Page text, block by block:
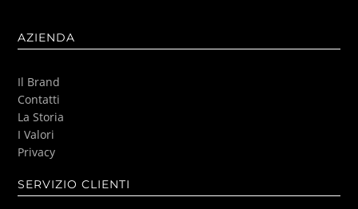
AZIENDA
Il Brand
Contatti
La Storia
I Valori
Privacy
SERVIZIO CLIENTI